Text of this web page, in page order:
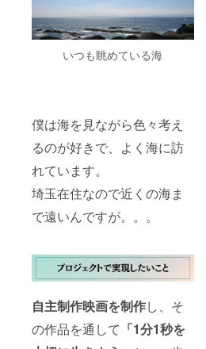
いつも眺めている海
僕は海を見ながら色々考え
るのが好きで、よく海に訪
れています。
埼玉在住なので近くの海ま
で遠いんですが。。。
自主制作映画を制作し、そ
の作品を通して 「1分1秒を